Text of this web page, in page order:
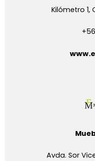
Kilómetro
Avda. Sor